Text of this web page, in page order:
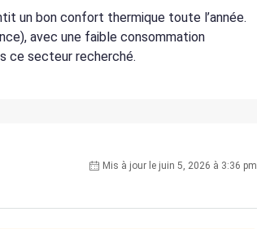
un bon confort thermique toute l’année.
avec une faible consommation
ce secteur recherché.
Mis à jour le juin 5, 2026 à 3:36 pm